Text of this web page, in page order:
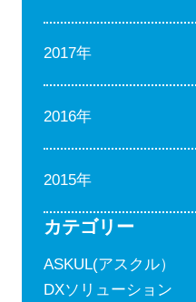
2017年
2016年
2015年
カテゴリー
ASKUL(アスクル）
DXソリューション